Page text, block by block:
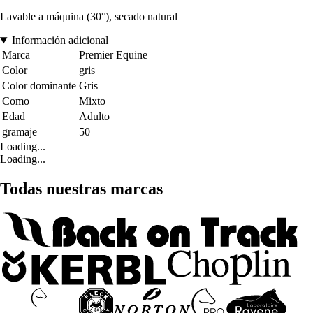
Lavable a máquina (30°), secado natural
Información adicional
Marca
Premier Equine
Color
gris
Color dominante Gris
Como
Mixto
Edad
Adulto
gramaje
50
Loading...
Loading...
Todas nuestras marcas